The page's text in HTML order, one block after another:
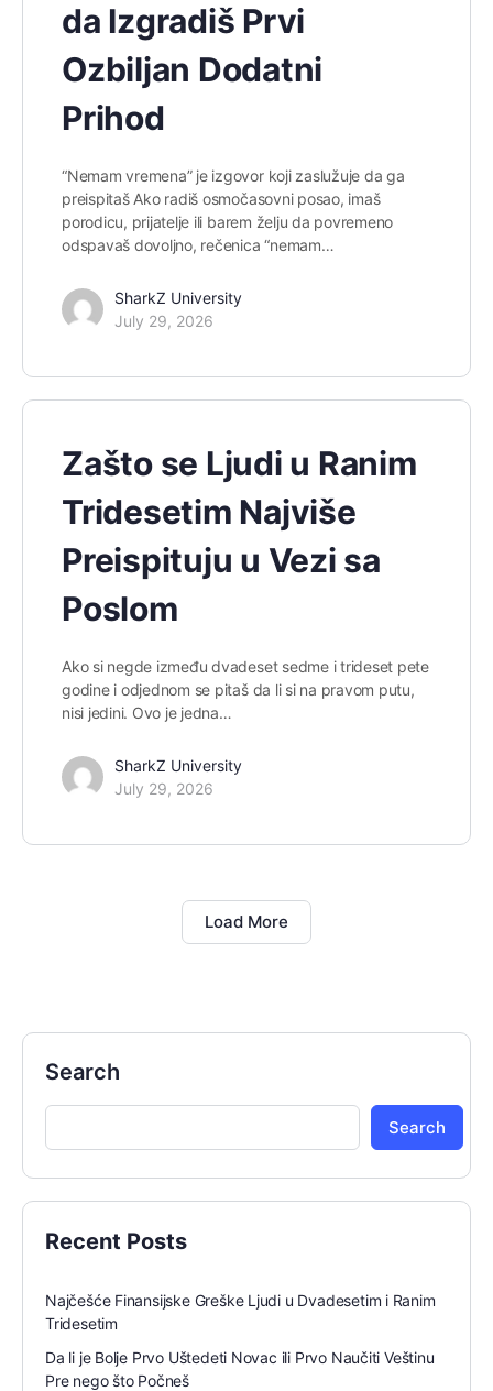
da Izgradiš Prvi
Ozbiljan Dodatni
Prihod
“Nemam vremena” je izgovor koji zaslužuje da ga
preispitaš Ako radiš osmočasovni posao, imaš
porodicu, prijatelje ili barem želju da povremeno
odspavaš dovoljno, rečenica “nemam…
SharkZ University
July 29, 2026
Zašto se Ljudi u Ranim
Tridesetim Najviše
Preispituju u Vezi sa
Poslom
Ako si negde između dvadeset sedme i trideset pete
godine i odjednom se pitaš da li si na pravom putu,
nisi jedini. Ovo je jedna…
SharkZ University
July 29, 2026
Load More
Search
Search
Recent Posts
Najčešće Finansijske Greške Ljudi u Dvadesetim i Ranim
Tridesetim
Da li je Bolje Prvo Uštedeti Novac ili Prvo Naučiti Veštinu
Pre nego što Počneš